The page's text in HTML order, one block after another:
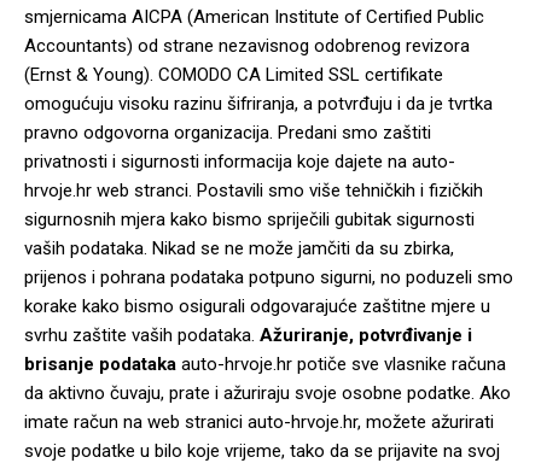
smjernicama AICPA (American Institute of Certified Public
Accountants) od strane nezavisnog odobrenog revizora
(Ernst & Young). COMODO CA Limited SSL certifikate
omogućuju visoku razinu šifriranja, a potvrđuju i da je tvrtka
pravno odgovorna organizacija. Predani smo zaštiti
privatnosti i sigurnosti informacija koje dajete na auto-
hrvoje.hr web stranci. Postavili smo više tehničkih i fizičkih
sigurnosnih mjera kako bismo spriječili gubitak sigurnosti
vaših podataka. Nikad se ne može jamčiti da su zbirka,
prijenos i pohrana podataka potpuno sigurni, no poduzeli smo
korake kako bismo osigurali odgovarajuće zaštitne mjere u
svrhu zaštite vaših podataka. Ažuriranje, potvrđivanje i
brisanje podataka auto-hrvoje.hr potiče sve vlasnike računa
da aktivno čuvaju, prate i ažuriraju svoje osobne podatke. Ako
imate račun na web stranici auto-hrvoje.hr, možete ažurirati
svoje podatke u bilo koje vrijeme, tako da se prijavite na svoj